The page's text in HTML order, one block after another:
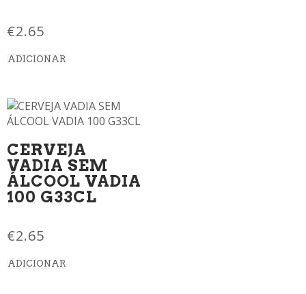
€2.65
ADICIONAR
CERVEJA
VADIA SEM
ÁLCOOL VADIA
100 G33CL
€2.65
ADICIONAR